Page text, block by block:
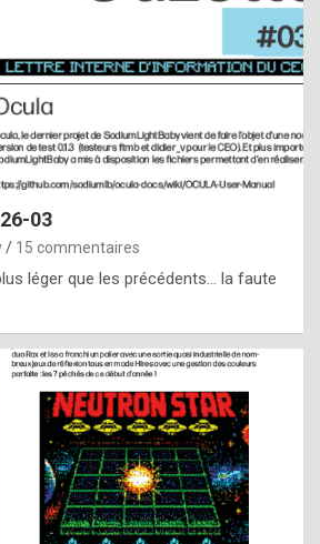
t
a
s
i
e
f
o
m
m
a
y
b
03
15 commentaires
léger que les précédents… la faute